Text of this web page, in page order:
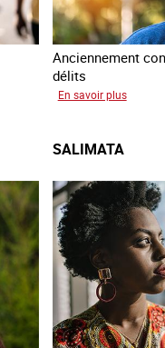
Anciennement
délits
En savoir plussur
SALIMATA